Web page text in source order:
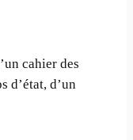
cahier des
d’état, d’un